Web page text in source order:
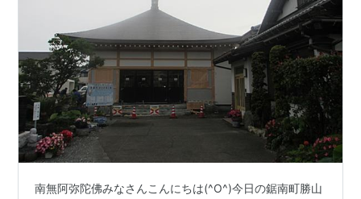
南無阿弥陀佛みなさんこんにちは(^O^)今日の鋸南町勝山